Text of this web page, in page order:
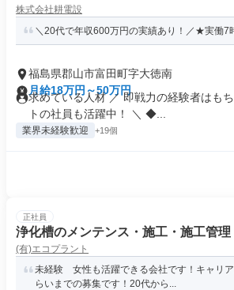
株式会社耕電設
＼20代で年収600万円の実績あり！／★実働
福島県郡山市富田町字大徳南
月給18万円～50万円
求めている人材 ／ 即戦力の経験者はも
トの社員も活躍中！ ＼ ◆...
業界未経験歓迎 +19個
正社員
浄化槽のメンテンス・施工・施工管理
(有)エコプラント
未経験 女性も活躍できる会社です！キャリ
らいまでの募集です！20代から...